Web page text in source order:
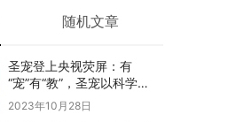
随机文章
圣宠登上央视荧屏：有
“宠”有“教”，圣宠以科学训
导开启全新养宠体验
2023年10月28日